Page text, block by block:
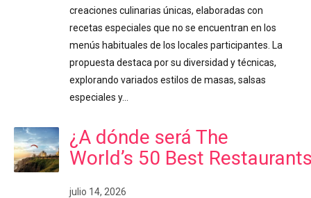
creaciones culinarias únicas, elaboradas con
recetas especiales que no se encuentran en los
menús habituales de los locales participantes. La
propuesta destaca por su diversidad y técnicas,
explorando variados estilos de masas, salsas
especiales y…
¿A dónde será The
World’s 50 Best
julio 14, 2026